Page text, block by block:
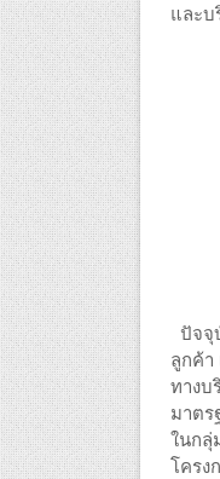
และบ
ปัจจุ
ลูกค้า
ทางบ
มาตร
ในกลุ่
โครง